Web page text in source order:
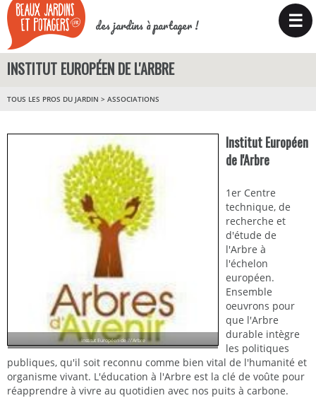
des jardins à partager ! ☰
INSTITUT EUROPÉEN DE L'ARBRE
TOUS LES PROS DU JARDIN > ASSOCIATIONS
Institut Européen de l\'Arbre
Institut Européen
de l'Arbre
1er Centre
technique, de
recherche et
d'étude de
l'Arbre à
l'échelon
européen.
Ensemble
oeuvrons pour
que l'Arbre
durable intègre
les politiques
publiques, qu'il soit reconnu comme bien vital de l'humanité et
organisme vivant. L'éducation à l'Arbre est la clé de voûte pour
réapprendre à vivre au quotidien avec nos puits à carbone.